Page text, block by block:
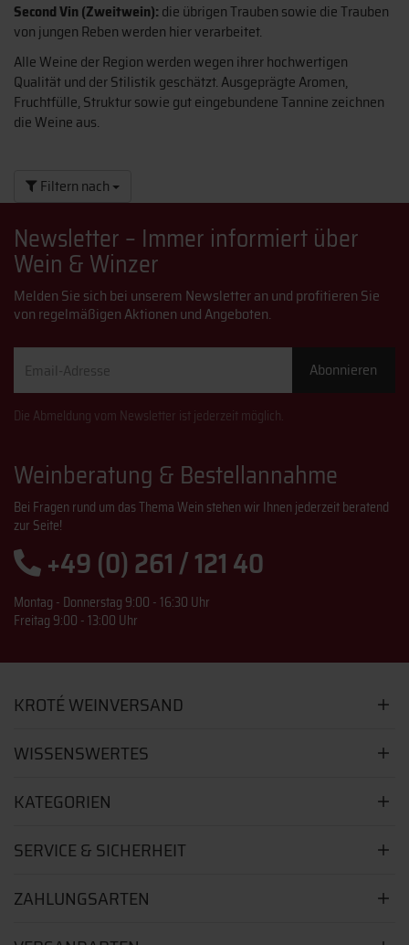
Second Vin (Zweitwein): die übrigen Trauben sowie die Trauben
von jungen Reben werden hier verarbeitet.
Alle Weine der Region werden wegen ihrer hochwertigen
Qualität und der Stilistik geschätzt. Ausgeprägte Aromen,
Fruchtfülle, Struktur sowie gut eingebundene Tannine zeichnen
die Weine aus.
Filtern nach
Newsletter – Immer informiert über
Wein & Winzer
Melden Sie sich bei unserem Newsletter an und profitieren Sie
von regelmäßigen Aktionen und Angeboten.
Adresse
Abonnieren
Die Abmeldung vom Newsletter ist jederzeit möglich.
Weinberatung & Bestellannahme
Bei Fragen rund um das Thema Wein stehen wir Ihnen jederzeit beratend
zur Seite!
+49 (0) 261 / 121 40
Montag - Donnerstag 9:00 - 16:30 Uhr
Freitag 9:00 - 13:00 Uhr
KROTÉ WEINVERSAND
WISSENSWERTES
KATEGORIEN
SERVICE & SICHERHEIT
ZAHLUNGSARTEN